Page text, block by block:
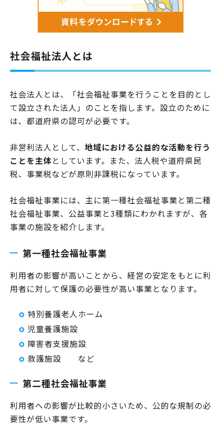
社会福祉法人とは
社会法人とは、「社会福祉事業を行うことを目的とし
て設立された法人」のことを指します。設立のために
は、都道府県の認可が必要です。
非営利法人として、 地域における公益的な活動を行う
ことを主体としています。また、法人税や道府県民
税、事業税などが原則非課税になっています。
社会福祉事業には、主に第一種社会福祉事業と第二種
社会福祉事業、公益事業と3種類にわかれますが、各
事業の施設を紹介します。
第一種社会福祉事業
利用者の影響が高いことから、経営の安定をもとに利
用者に対して保護の必要性が高い事業となります。
特別養護老人ホーム
児童養護施設
障害者支援施設
救護施設 など
第二種社会福祉事業
利用者への影響が比較的小さいため、公的な規制の必
要性が低い事業です。